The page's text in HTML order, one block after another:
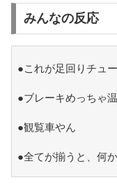
みんなの反応
●これが足回りチュ
●ブレーキめっちゃ
●観覧車やん
●全てが揃うと、何